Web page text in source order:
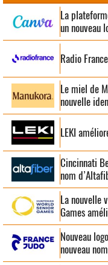
La
un nouveau
Radio
Le miel de
nouvelle
LEKI
Cincinnati
nom
La nouvelle
Games
Nouveau
nouveau